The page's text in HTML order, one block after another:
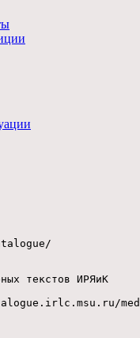
текстов ИРЯиК